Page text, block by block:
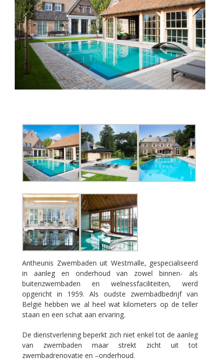
Antheunis Zwembaden uit Westmalle, gespecialiseerd
in aanleg en onderhoud van zowel binnen- als
buitenzwembaden en welnessfaciliteiten, werd
opgericht in 1959. Als oudste zwembadbedrijf van
België hebben we al heel wat kilometers op de teller
staan en een schat aan ervaring.
De dienstverlening beperkt zich niet enkel tot de aanleg
van zwembaden maar strekt zicht uit tot
zwembadrenovatie en –onderhoud.